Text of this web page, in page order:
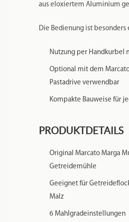
aus eloxiertem Aluminium
Die Bedienung ist besonders
Nutzung per Handkurbel
Optional mit dem
Pastadrive verwendbar
Kompakte Bauweise für
PRODUKTDETAILS
Original Marcato Marga
Getreidemühle
Geeignet für
Malz
6 Mahlgradeinstellungen